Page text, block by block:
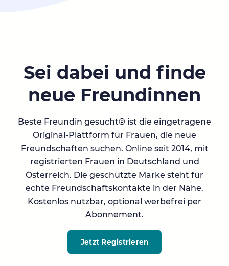
Sei dabei und finde
neue Freundinnen
Beste Freundin gesucht® ist die eingetragene
Original-Plattform für Frauen, die neue
Freundschaften suchen. Online seit 2014, mit
registrierten Frauen in Deutschland und
Österreich. Die geschützte Marke steht für
echte Freundschaftskontakte in der Nähe.
Kostenlos nutzbar, optional werbefrei per
Abonnement.
Jetzt Registrieren